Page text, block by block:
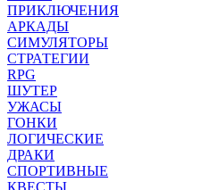
ПРИКЛЮЧЕНИЯ
АРКАДЫ
СИМУЛЯТОРЫ
СТРАТЕГИИ
RPG
ШУТЕР
УЖАСЫ
ГОНКИ
ЛОГИЧЕСКИЕ
ДРАКИ
СПОРТИВНЫЕ
КВЕСТЫ